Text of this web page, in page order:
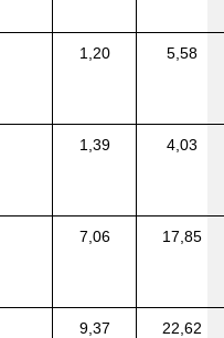
1,20 5,58
1,39 4,03
7,06 17,85
9,37 22,62